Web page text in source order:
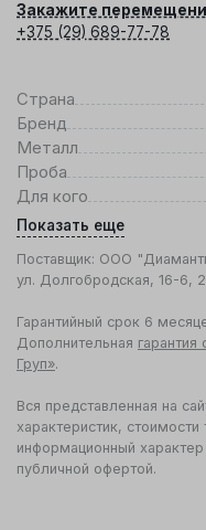
Закажите
+375 (29) 689-77-78
Страна
Бренд
Металл
Проба
Для кого
Показать еще
Поставщик: ООО
ул. Долгобродская, 16-6,
Гарантийный срок 6
Дополнительная гарантия
Груп».
Вся представленная на
характеристик,
информационный
публичной офертой.